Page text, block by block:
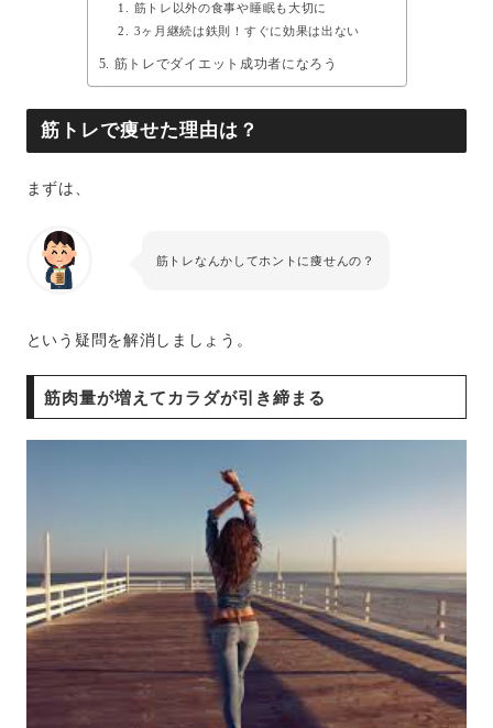
筋トレ以外の食事や睡眠も大切に
3ヶ月継続は鉄則！すぐに効果は出ない
筋トレでダイエット成功者になろう
筋トレで痩せた理由は？
まずは、
筋トレなんかしてホントに痩せんの？
という疑問を解消しましょう。
筋肉量が増えてカラダが引き締まる